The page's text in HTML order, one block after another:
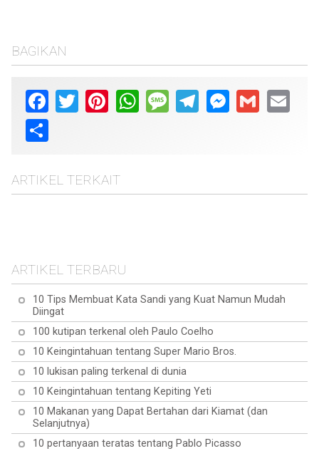
BAGIKAN
Facebook
Twitter PinterestWhatsAppMessageTelegramMessenger
Gmail Email
Share
ARTIKEL TERKAIT
Ketahui
ARTIKEL TERBARU
10 Tips Membuat Kata Sandi yang Kuat Namun Mudah
Diingat
100 kutipan terkenal oleh Paulo Coelho
10 Keingintahuan tentang Super Mario Bros.
10 lukisan paling terkenal di dunia
10 Keingintahuan tentang Kepiting Yeti
10 Makanan yang Dapat Bertahan dari Kiamat (dan
Selanjutnya)
10 pertanyaan teratas tentang Pablo Picasso